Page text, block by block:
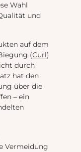
Wahl
und
auf dem
(Curl)
durch
hat den
über die
– ein
Vermeidung